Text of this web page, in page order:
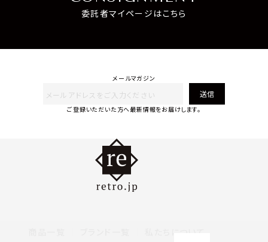
委託者マイページはこちら
メールマガジン
送信
ご登録いただいた方へ最新情報をお届けします。